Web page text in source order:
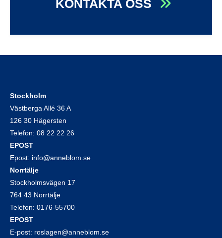
KONTAKTA OSS
Stockholm
Västberga Allé 36 A
126 30 Hägersten
Telefon: 08 22 22 26
EPOST
Epost: info@anneblom.se
Norrtälje
Stockholmsvägen 17
764 43 Norrtälje
Telefon: 0176-55700
EPOST
E-post: roslagen@anneblom.se